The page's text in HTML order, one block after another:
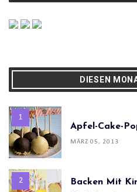
DIESEN
Apfel-Cake-
MÄRZ 05, 2013
Backen Mit